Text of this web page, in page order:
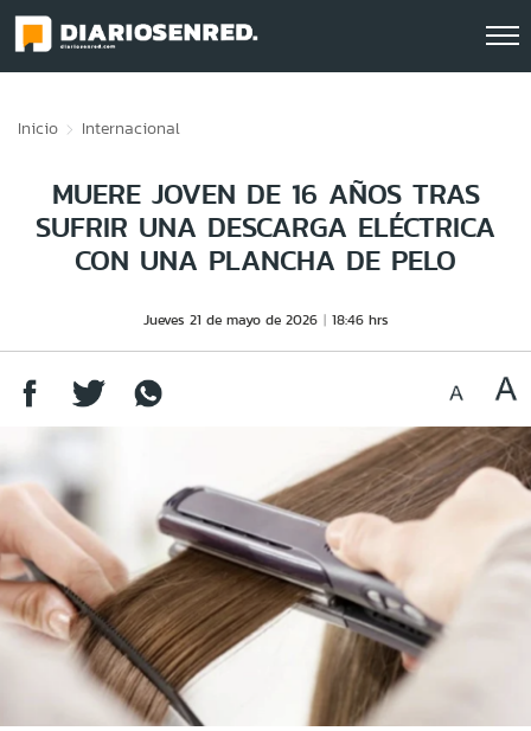
Inicio Internacional
MUERE JOVEN DE 16 AÑOS TRAS
SUFRIR UNA DESCARGA ELÉCTRICA
CON UNA PLANCHA DE PELO
Jueves 21 de mayo de 2026 18:46 hrs